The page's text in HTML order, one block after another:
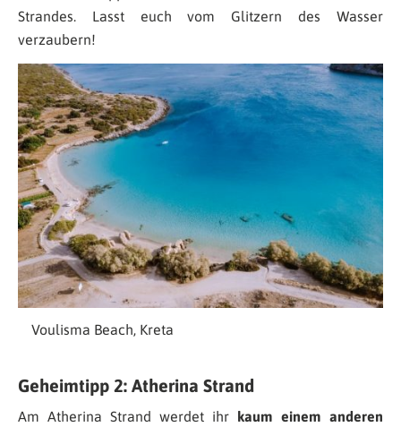
Strandes. Lasst euch vom Glitzern des Wasser
verzaubern!
Voulisma Beach, Kreta
Geheimtipp 2: Atherina Strand
Am Atherina Strand werdet ihr kaum einem anderen